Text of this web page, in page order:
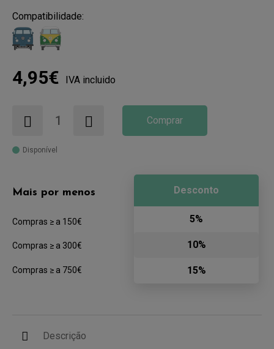
Compatibilidade:
4,95€ IVA incluido
Comprar
Disponível
Mais por menos
Compras ≥ a 150€
Compras ≥ a 300€
Compras ≥ a 750€
Desconto
5%
10%
15%
Descrição